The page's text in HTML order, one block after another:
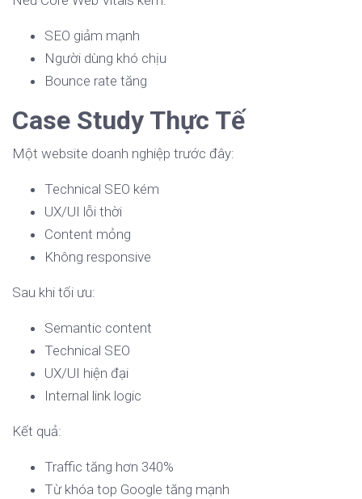
SEO giảm mạnh
Người dùng khó chịu
Bounce rate tăng
Case Study Thực Tế
Một website doanh nghiệp trước đây:
Technical SEO kém
UX/UI lỗi thời
Content mỏng
Không responsive
Sau khi tối ưu:
Semantic content
Technical SEO
UX/UI hiện đại
Internal link logic
Kết quả:
Traffic tăng hơn 340%
Từ khóa top Google tăng mạnh